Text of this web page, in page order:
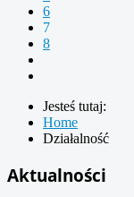
6
7
8
Jesteś tutaj:
Home
Działalność
Aktualności